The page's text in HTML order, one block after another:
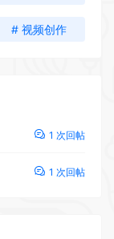
# 视频创作
1 次回帖
1 次回帖